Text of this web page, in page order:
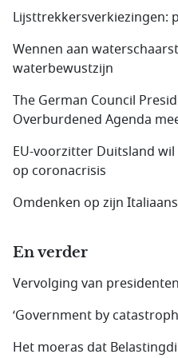
Lijsttrekkersverkiezingen:
Wennen aan
waterbewustzijn
The German Council
Overburdened Agenda
EU-voorzitter Duitsland
op coronacrisis
Omdenken op zijn Italiaans
En verder
Vervolging van
‘Government by
Het moeras dat